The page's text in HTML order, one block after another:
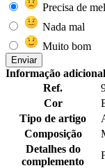
Precisa de
Nada mal
Muito bom
Enviar
Informação adicional
Ref.
Cor
Tipo de artigo
Composição
Detalhes do
complemento